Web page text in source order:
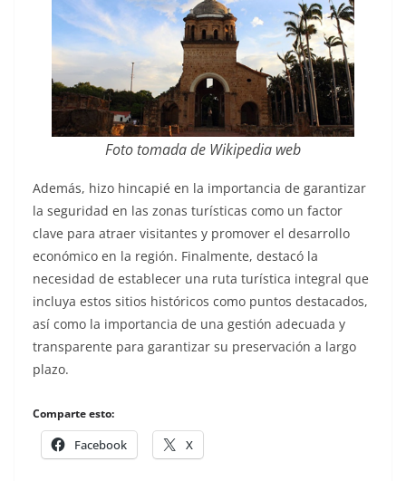
Foto tomada de Wikipedia web
Además, hizo hincapié en la importancia de garantizar
la seguridad en las zonas turísticas como un factor
clave para atraer visitantes y promover el desarrollo
económico en la región. Finalmente, destacó la
necesidad de establecer una ruta turística integral que
incluya estos sitios históricos como puntos destacados,
así como la importancia de una gestión adecuada y
transparente para garantizar su preservación a largo
plazo.
Comparte esto:
Facebook X